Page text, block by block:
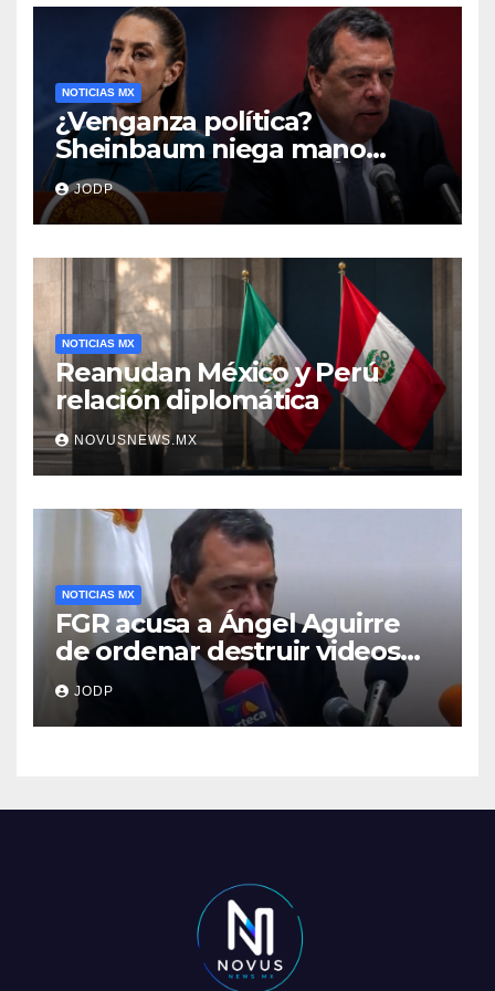
NOTICIAS MX
¿Venganza política?
Sheinbaum niega mano
negra en captura de Ángel
Aguirre
JODP
NOTICIAS MX
Reanudan México y Perú
relación diplomática
NOVUSNEWS.MX
NOTICIAS MX
FGR acusa a Ángel Aguirre
de ordenar destruir videos
clave del caso Ayotzinapa
JODP